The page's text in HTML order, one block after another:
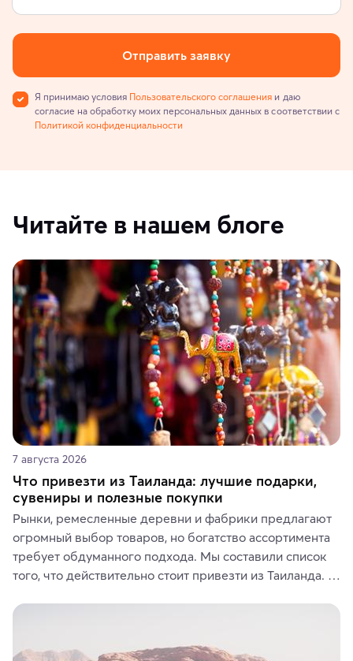
Отправить заявку
Я принимаю условия Пользовательского соглашения и даю
согласие на обработку моих персональных данных в соответствии с
Политикой конфиденциальности
Читайте в нашем блоге
7 августа 2026
Что привезти из Таиланда: лучшие подарки,
сувениры и полезные покупки
Рынки, ремесленные деревни и фабрики предлагают
огромный выбор товаров, но богатство ассортимента
требует обдуманного подхода. Мы составили список
того, что действительно стоит привезти из Таиланда.
средства, одежду, украшения, предметы интерьера
где их купить.